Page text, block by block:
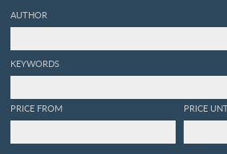
AUTHOR
KEYWORDS
PRICE FROM PRICE